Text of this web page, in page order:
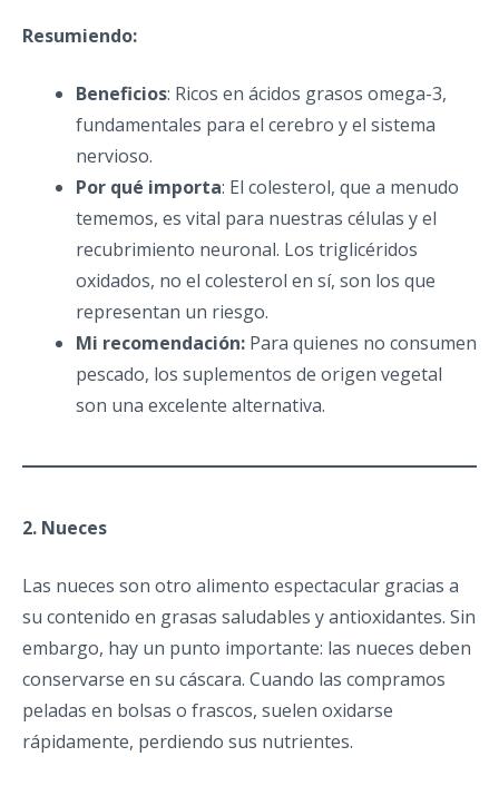
Resumiendo:
Beneficios: Ricos en ácidos grasos omega-3,
fundamentales para el cerebro y el sistema
nervioso.
Por qué importa: El colesterol, que a menudo
tememos, es vital para nuestras células y el
recubrimiento neuronal. Los triglicéridos
oxidados, no el colesterol en sí, son los que
representan un riesgo.
Mi recomendación: Para quienes no consumen
pescado, los suplementos de origen vegetal
son una excelente alternativa.
2. Nueces
Las nueces son otro alimento espectacular gracias a
su contenido en grasas saludables y antioxidantes. Sin
embargo, hay un punto importante: las nueces deben
conservarse en su cáscara. Cuando las compramos
peladas en bolsas o frascos, suelen oxidarse
rápidamente, perdiendo sus nutrientes.